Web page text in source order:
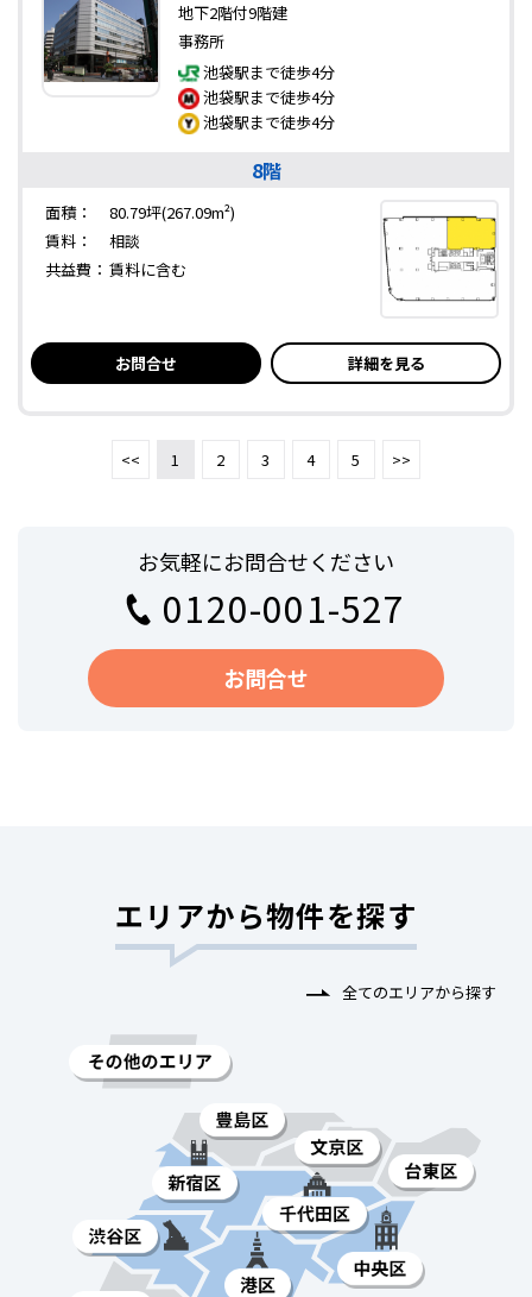
地下2階付9階建
事務所
池袋駅まで徒歩4分
池袋駅まで徒歩4分
池袋駅まで徒歩4分
8階
面積：
80.79坪(267.09m²)
賃料：
相談
共益費： 賃料に含む
お問合せ 詳細を見る
<< 1 2 3 4 5 >>
お気軽にお問合せください
0120-001-527
お問合せ
エリアから物件を探す
全てのエリアから探す